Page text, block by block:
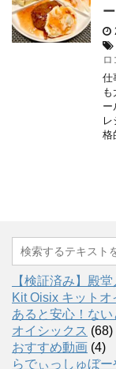
ロ
仕
ー
格
【検証済み】殿堂
Kit Oisix キットオ
あると安心！な
オイシックス (68)
おすすめ動画 (4)
らでぃっしゅぼー